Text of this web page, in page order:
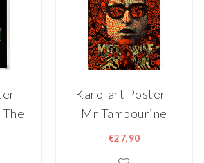
-
Karo-art Poster -
Mr Tambourine
Man, 1967,
€27,90